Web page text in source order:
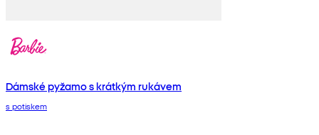
Dámské pyžamo s krátkým rukávem
s potiskem